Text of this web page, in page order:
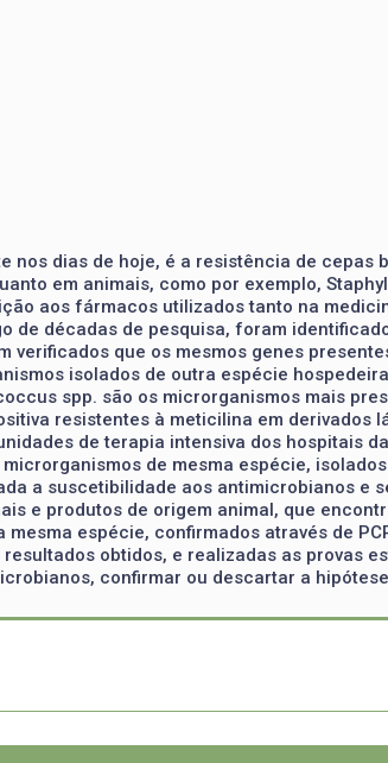
nos dias de hoje, é a resistência de
em animais, como por exemplo,
aos fármacos utilizados tanto na
de décadas de pesquisa, foram
verificados que os mesmos genes
isolados de outra espécie
spp. são os microrganismos mais
resistentes à meticilina em
de terapia intensiva dos hospitais
de mesma espécie,
a suscetibilidade aos antimicrobianos
e produtos de origem animal, que
espécie, confirmados através de
obtidos, e realizadas as provas
confirmar ou descartar a